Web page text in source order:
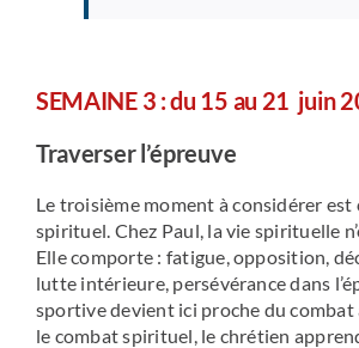
SEMAINE3 :du 15 au 21 juin
Traverser l’épreuve
Le troisième moment à considérer
spirituel. Chez Paul, la vie spirituelle
Elle comporte : fatigue, opposition,
lutte intérieure, persévérance dans
sportive devient ici proche du
le combat spirituel, le chrétien